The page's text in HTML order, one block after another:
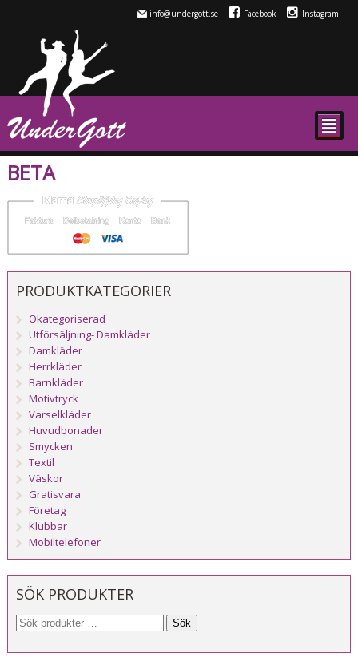
info@undergott.se Facebook Instagram
²
BETA
PRODUKTKATEGORIER
Okategoriserad
Utförsäljning- Damkläder
Damkläder
Herrkläder
Barnkläder
Motivtryck
Varselkläder
Huvudbonader
Smycken
Textil
Väskor
Gratisvara
Företag
Klubbar
Mobiltelefoner
SÖK PRODUKTER
Sök